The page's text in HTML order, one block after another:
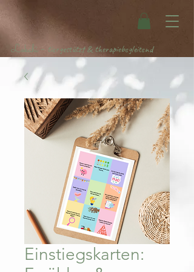
Lokahi - tiergestützt & therapiebegleitend
Einstiegskarten: